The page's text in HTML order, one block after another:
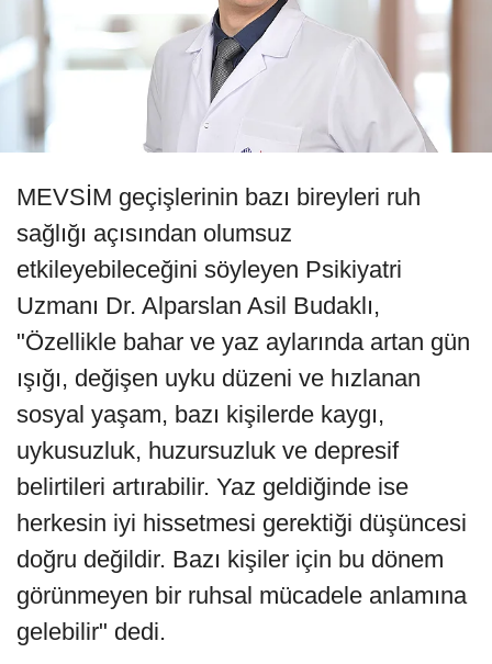
MEVSİM geçişlerinin bazı bireyleri ruh
sağlığı açısından olumsuz
etkileyebileceğini söyleyen Psikiyatri
Uzmanı Dr. Alparslan Asil Budaklı,
"Özellikle bahar ve yaz aylarında artan gün
ışığı, değişen uyku düzeni ve hızlanan
sosyal yaşam, bazı kişilerde kaygı,
uykusuzluk, huzursuzluk ve depresif
belirtileri artırabilir. Yaz geldiğinde ise
herkesin iyi hissetmesi gerektiği düşüncesi
doğru değildir. Bazı kişiler için bu dönem
görünmeyen bir ruhsal mücadele anlamına
gelebilir" dedi.